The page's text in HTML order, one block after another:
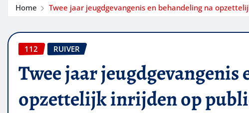
Home Twee jaar jeugdgevangenis en behandeling na
112 RUIVER
Twee jaar jeugdgevangenis
opzettelijk inrijden op